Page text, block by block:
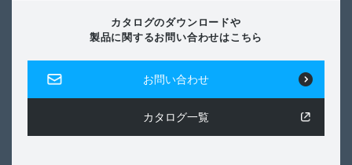
カタログのダウンロードや
製品に関するお問い合わせはこちら
お問い合わせ
カタログ一覧